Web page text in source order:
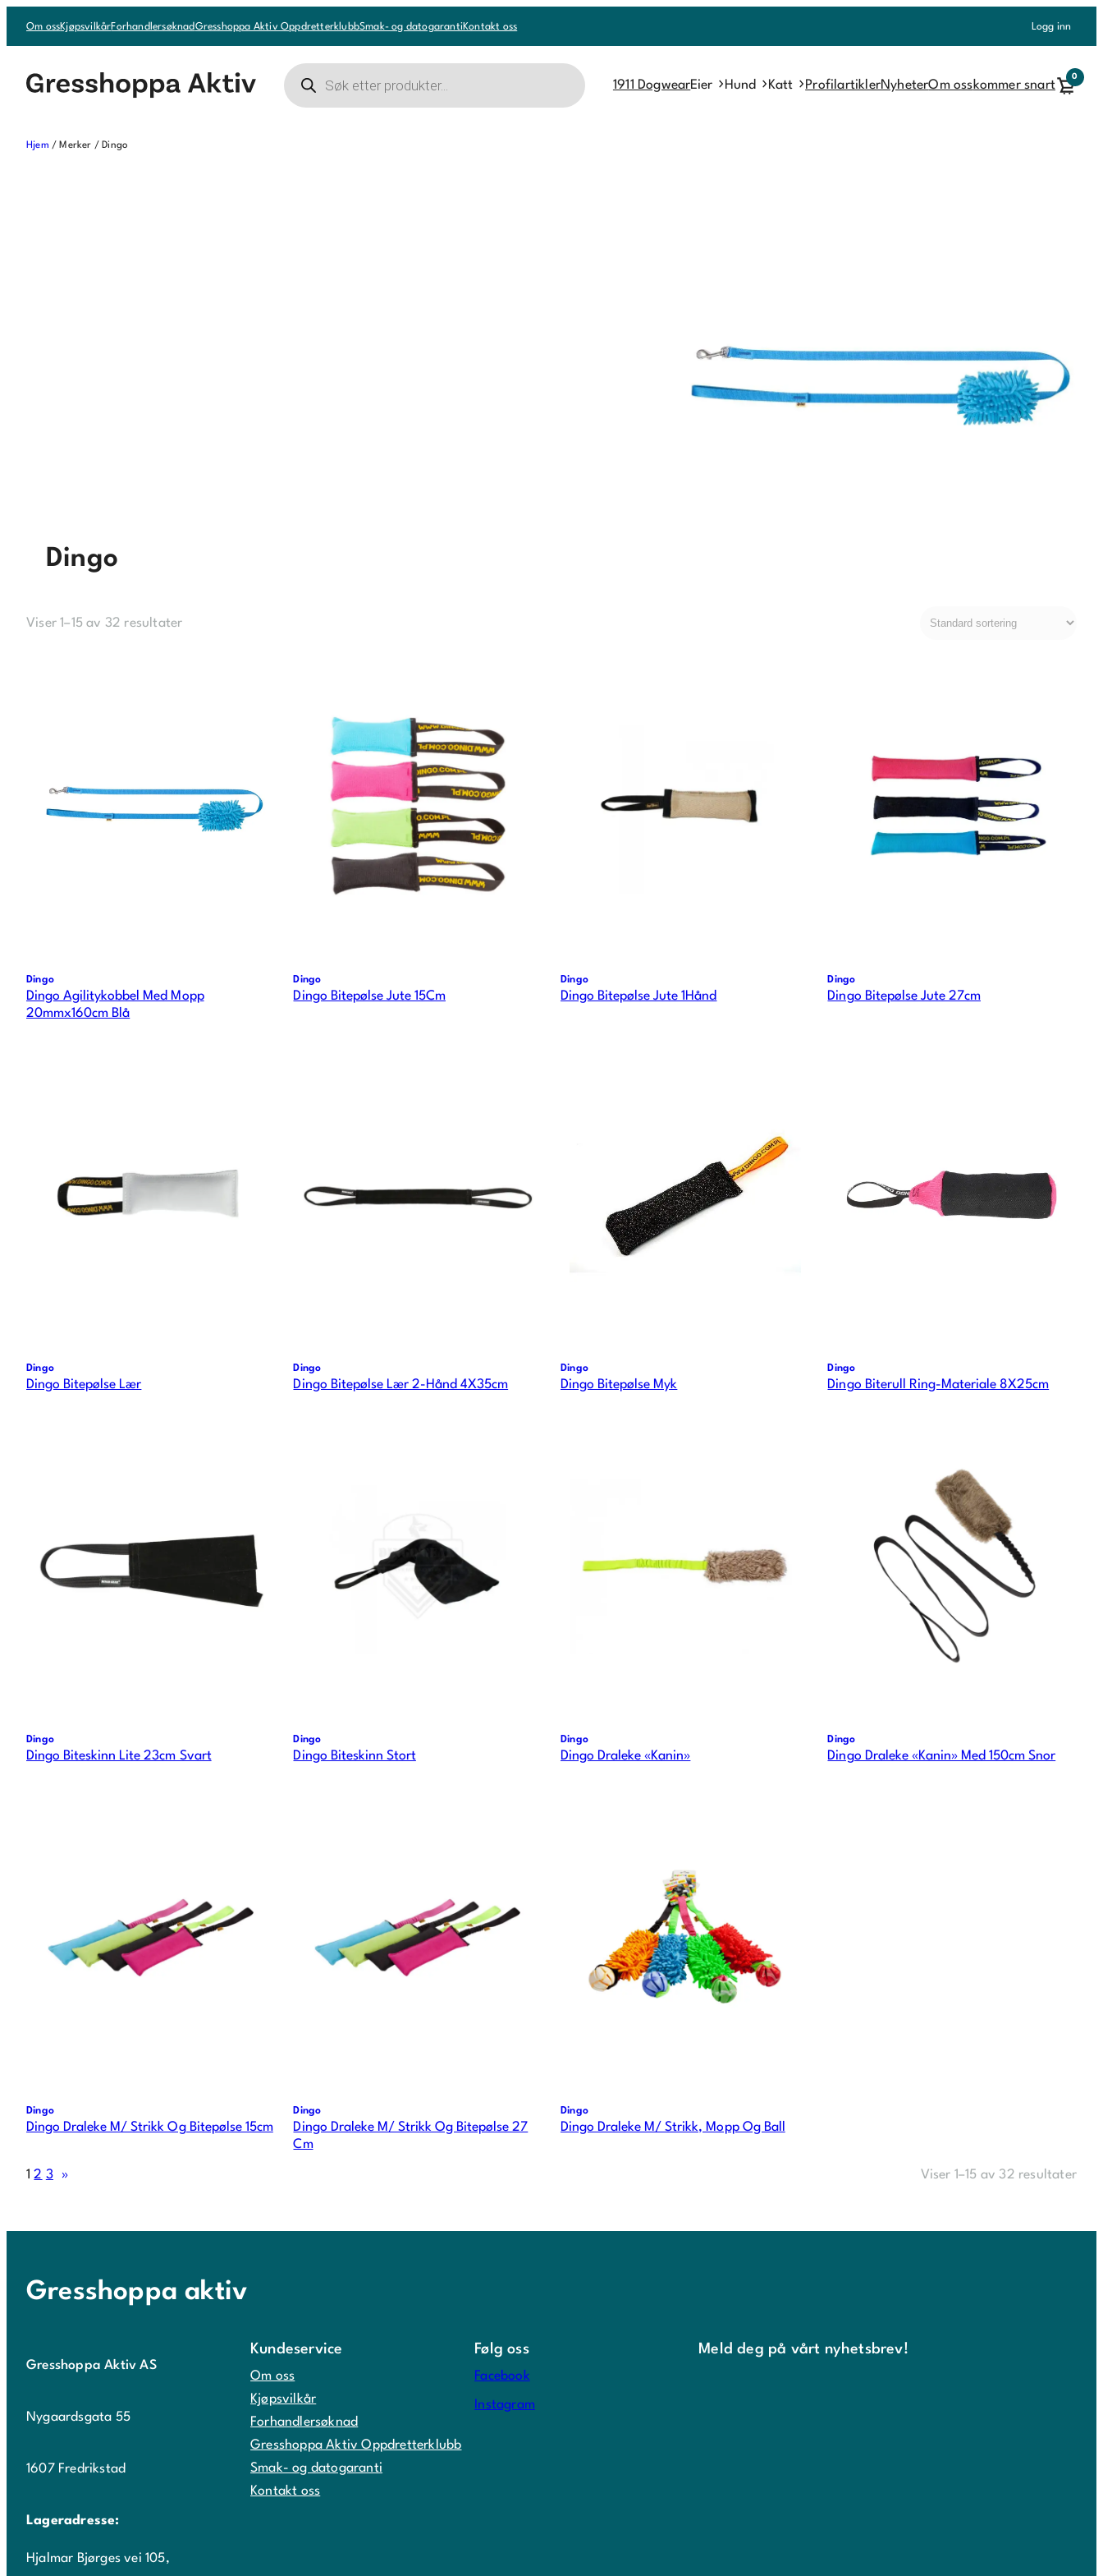
Om ossKjøpsvilkårForhandlersøknadGresshoppa Aktiv OppdretterklubbSmak- og datogarantiKontakt oss Logg inn
Products
search
1911 DogwearEier Hund Katt ProfilartiklerNyheterOm osskommer snart
0
Hjem / Merker / Dingo
Dingo
Viser 1–15 av 32 resultater
Dingo
Dingo Agilitykobbel Med Mopp
20mmx160cm Blå
Dingo
Dingo Bitepølse Jute 15Cm
Dingo
Dingo Bitepølse Jute 1Hånd
Dingo
Dingo Bitepølse Jute 27cm
Dingo
Dingo Bitepølse Lær
Dingo
Dingo Bitepølse Lær 2-Hånd 4X35cm
Dingo
Dingo Bitepølse Myk
Dingo
Dingo Biterull Ring-Materiale 8X25cm
Dingo
Dingo Biteskinn Lite 23cm Svart
Dingo
Dingo Biteskinn Stort
Dingo
Dingo Draleke «Kanin»
Dingo
Dingo Draleke «Kanin» Med 150cm Snor
Dingo
Dingo Draleke M/ Strikk Og Bitepølse 15cm
Dingo
Dingo Draleke M/ Strikk Og Bitepølse 27
Cm
Dingo
Dingo Draleke M/ Strikk, Mopp Og Ball
1 2 3 » Viser 1–15 av 32 resultater
Gresshoppa aktiv
Gresshoppa Aktiv AS
Nygaardsgata 55
1607 Fredrikstad
Lageradresse:
Hjalmar Bjørges vei 105,
Kundeservice
Om oss
Kjøpsvilkår
Forhandlersøknad
Gresshoppa Aktiv Oppdretterklubb
Smak- og datogaranti
Kontakt oss
Følg oss
Facebook
Instagram
Meld deg på vårt nyhetsbrev!